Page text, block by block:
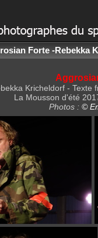
Forte -Rebekka
Kricheldorf - Texte
La Mousson d'été
Photos : ©